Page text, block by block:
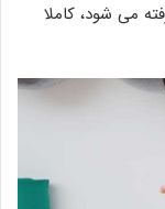
می شود، کاملا